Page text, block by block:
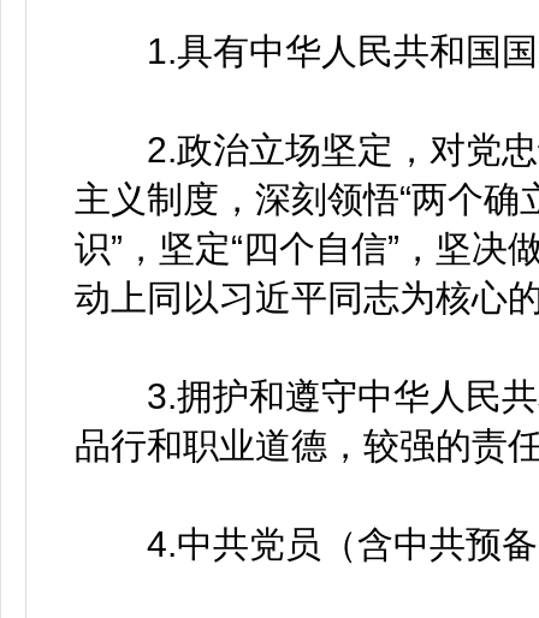
1.具有中华人民共和国国
2.政治立场坚定，对党忠
主义制度，深刻领悟“两个确
识”，坚定“四个自信”，坚决
动上同以习近平同志为核心
3.拥护和遵守中华人民共
品行和职业道德，较强的责
4.中共党员（含中共预备